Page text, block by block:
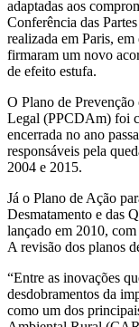
adaptadas aos
Conferência das
realizada em Paris,
firmaram um novo
de efeito estufa.
O Plano de
Legal (PPCDAm) foi
encerrada no ano
responsáveis pela
2004 e 2015.
Já o Plano de Ação
Desmatamento e das
lançado em 2010, com
A revisão dos planos
“Entre as inovações
desdobramentos da
como um dos